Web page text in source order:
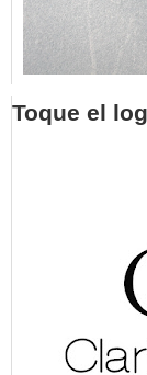
Toque el